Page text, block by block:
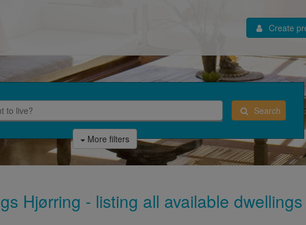
Create
Search
More filters
Hjørring - listing all available